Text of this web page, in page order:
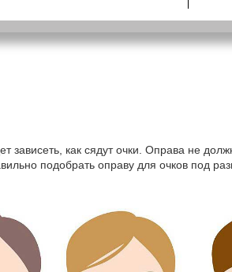
как сядут очки. Оправа не
подобрать оправу для очков под